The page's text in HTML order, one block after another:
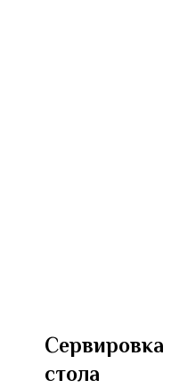
Сервировка
стола